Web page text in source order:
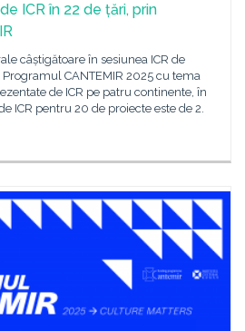
ICR în 22 de țări, prin
câștigătoare în sesiunea ICR de
CANTEMIR 2025 cu tema
de ICR pe patru continente, în
ICR pentru 20 de proiecte este de 2.